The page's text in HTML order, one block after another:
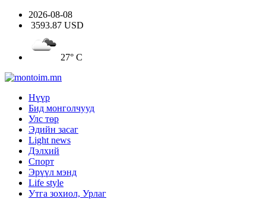
2026-08-08
3593.87 USD
27° C
Нүүр
Бид монголчууд
Улс төр
Эдийн засаг
Light news
Дэлхий
Спорт
Эрүүл мэнд
Life style
Утга зохиол, Урлаг